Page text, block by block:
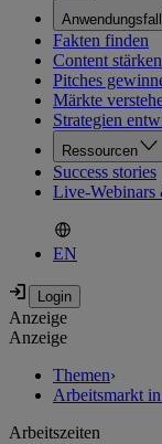
Anwendungsfall
Fakten finden
Content stärken
Pitches
Märkte
Strategien
Ressourcen
Success stories
Live-Webinars
EN
Anzeige
Anzeige
Themen›
Arbeitsmarkt
Arbeitszeiten